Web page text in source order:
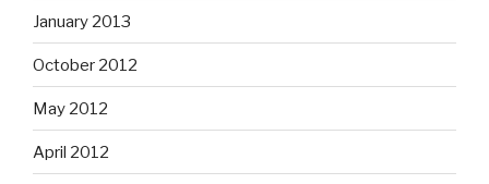
January 2013
October 2012
May 2012
April 2012